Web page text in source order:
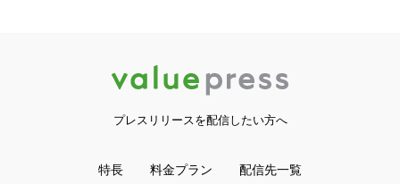
プレスリリースを配信したい方へ
特長 料金プラン 配信先一覧